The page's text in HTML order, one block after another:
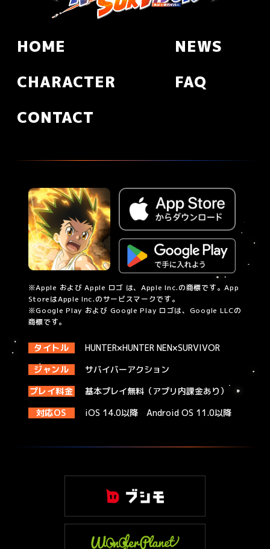
HOME
NEWS
CHARACTER
FAQ
CONTACT
※Apple および Apple ロゴ は、Apple Inc.の商標です。App
StoreはApple Inc.のサービスマークです。
※Google Play および Google Play ロゴは、Google LLCの
商標です。
タイトル
HUNTER×HUNTER NEN×SURVIVOR
ジャンル
サバイバーアクション
プレイ料金
基本プレイ無料（アプリ内課金あり）
対応OS
iOS 14.0以降 Android OS 11.0以降